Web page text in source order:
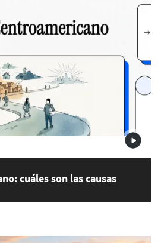
cuáles son las causas